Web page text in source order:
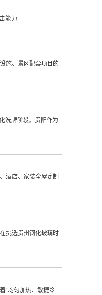
能力
施、景区配套项目的
洗牌阶段。贵阳作为
酒店、家装全屋定制
挑选贵州钢化玻璃时
“均匀加热、敏捷冷